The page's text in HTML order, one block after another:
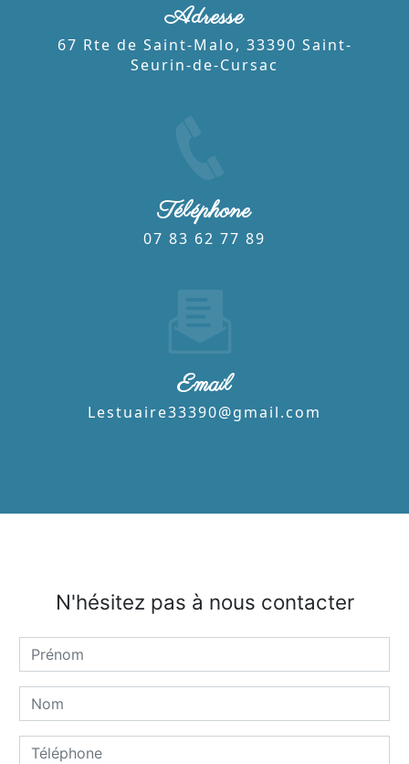
Adresse
67 Rte de Saint-Malo, 33390 Saint-
Seurin-de-Cursac
Téléphone
07 83 62 77 89
Email
lestuaire33390@gmail.com
N'hésitez pas à nous contacter